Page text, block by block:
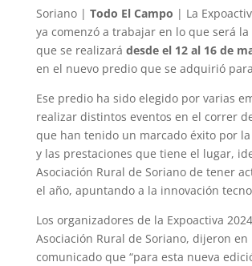
Soriano | Todo El Campo | La
ya comenzó a trabajar en lo que será
que se realizará desde el 12 al 16 de
en el nuevo predio que se adquirió
Ese predio ha sido elegido por varias
realizar distintos eventos en el correr
que han tenido un marcado éxito por
y las prestaciones que tiene el lugar,
Asociación Rural de Soriano de tener
el año, apuntando a la innovación
Los organizadores de la Expoactiva
Asociación Rural de Soriano, dijeron en
comunicado que “para esta nueva